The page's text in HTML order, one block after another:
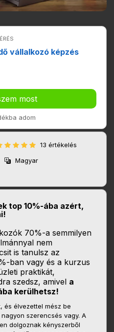
vállalkozó képzés
most
adom
13 értékelés
Magyar
top 10%-ába azért,
70%-a semmilyen
nem
is tanulsz az
ban vagy és a kurzus
praktikát,
szedsz, amivel a
kerülhetsz!
és élvezettel mész be
szerencsés vagy. A
dolgoznak kényszerből